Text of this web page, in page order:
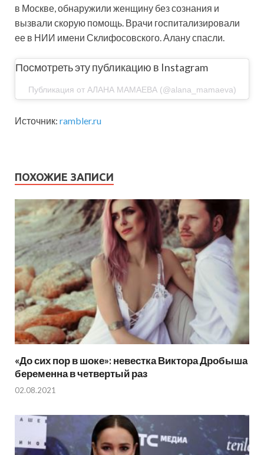
в Москве, обнаружили женщину без сознания и
вызвали скорую помощь. Врачи госпитализировали
ее в НИИ имени Склифосовского. Алану спасли.
Посмотреть эту публикацию в Instagram
Публикация от АЛАНА МАМАЕВА (@alana_mamaeva)
Источник: rambler.ru
ПОХОЖИЕ ЗАПИСИ
«До сих пор в шоке»: невестка Виктора Дробыша
беременна в четвертый раз
02.08.2021